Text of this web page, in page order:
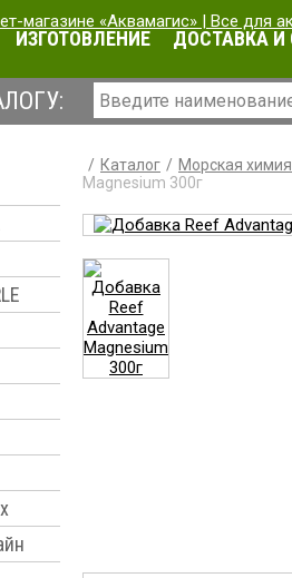
ИЗГОТОВЛЕНИЕ ДОСТАВКА И
Каталог Морская
Magnesium 300г